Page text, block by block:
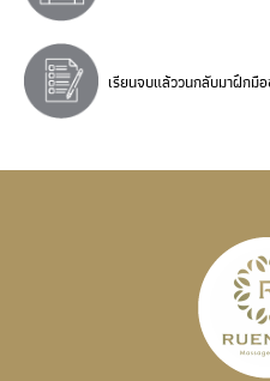
เรียนจบแล้ววนกลับมาฝึกมื